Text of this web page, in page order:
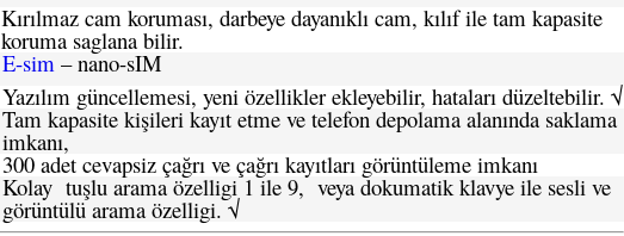
Kırılmaz cam koruması, darbeye dayanıklı cam, kılıf ile tam kapasite
koruma saglana bilir.
E-sim – nano-sIM
Yazılım güncellemesi, yeni özellikler ekleyebilir, hataları düzeltebilir. √
Tam kapasite kişileri kayıt etme ve telefon depolama alanında saklama
imkanı,
300 adet cevapsiz çağrı ve çağrı kayıtları görüntüleme imkanı
Kolay tuşlu arama özelligi 1 ile 9, veya dokumatik klavye ile sesli ve
görüntülü arama özelligi. √